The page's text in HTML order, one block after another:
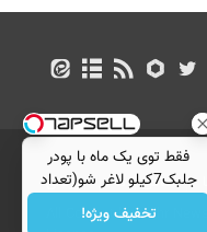
تماس با ما
بازرگانی
All Content by Mehr
فقط توی یک ماه با پودر
جلبک7کیلو لاغر شو(تعداد
محدود)
تخفیف ویژه!